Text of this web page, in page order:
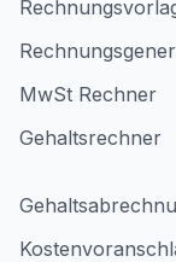
MwSt Rechner
Gehaltsrechner